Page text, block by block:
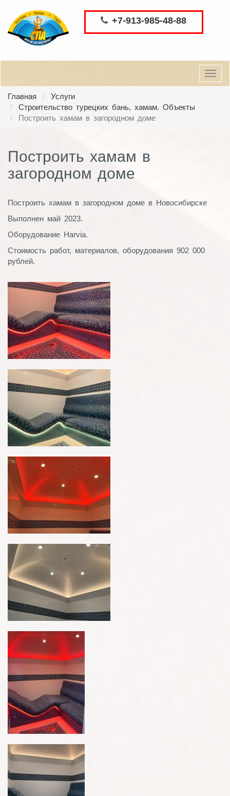
+7-913-985-48-88
Главная
Услуги
Строительство турецких бань, хамам. Объекты
Построить хамам в загородном доме
Построить хамам в
загородном доме
Построить хамам в загородном доме в Новосибирске
Выполнен май 2023.
Оборудование Harvia.
Стоимость работ, материалов, оборудования 902 000
рублей.